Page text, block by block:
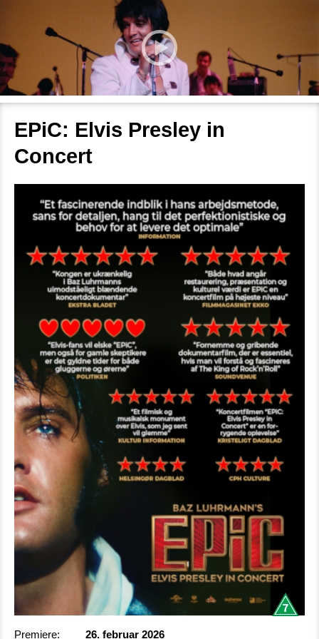
EPiC: Elvis Presley in
Concert
Premiere: 26. februar 2026